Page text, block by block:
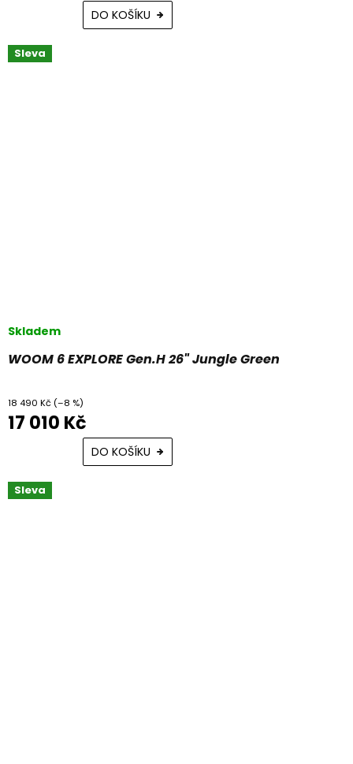
DO KOŠÍKU
Sleva
WOOM 6 EXPLORE Gen.H 26" Jungle Green
Skladem
18 490 Kč (–8 %)
17 010 Kč
DO KOŠÍKU
Sleva